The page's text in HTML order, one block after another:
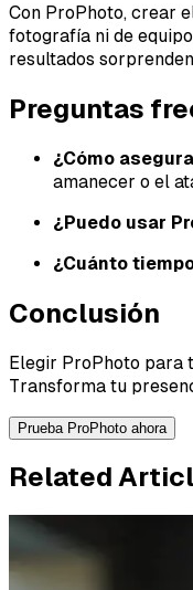
Con ProPhoto, crear
fotografía ni de
resultados
Preguntas
¿Cómo
amanecer o el
¿Puedo usar
¿Cuánto
Conclusión
Elegir ProPhoto para
Transforma tu
Prueba ProPhoto ahora
Related